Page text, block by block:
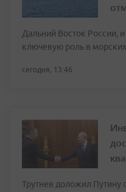
Дальний Восток России,
ключевую роль в морских
сегодня, 13:46
Трутнев доложил Путину